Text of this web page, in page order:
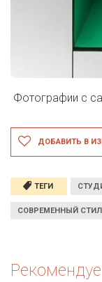
Фотографии с
ДОБАВИТЬ В
ТЕГИ
СОВРЕМЕННЫЙ